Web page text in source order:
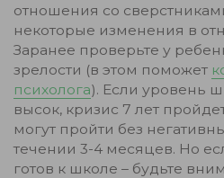
отношения со
некоторые изменения в
Заранее проверьте у
зрелости (в этом поможет
психолога). Если уровень
высок, кризис 7 лет
могут пройти без
течении 3-4 месяцев. Но
готов к школе – будьте